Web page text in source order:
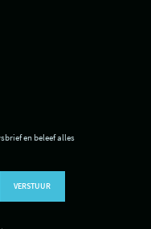
en beleef alles
VERSTUUR